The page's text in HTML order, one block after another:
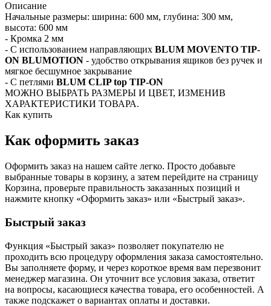
Описание
Начальные размеры: ширина: 600 мм, глубина: 300 мм,
высота: 600 мм
- Кромка 2 мм
- С использованием направляющих BLUM MOVENTO TIP-
ON BLUMOTION - удобство открывания ящиков без ручек и
мягкое бесшумное закрывание
- C петлями BLUM CLIP top TIP-ON
МОЖНО ВЫБРАТЬ РАЗМЕРЫ И ЦВЕТ, ИЗМЕНИВ
ХАРАКТЕРИСТИКИ ТОВАРА.
Как купить
Как оформить заказ
Оформить заказ на нашем сайте легко. Просто добавьте
выбранные товары в корзину, а затем перейдите на страницу
Корзина, проверьте правильность заказанных позиций и
нажмите кнопку «Оформить заказ» или «Быстрый заказ».
Быстрый заказ
Функция «Быстрый заказ» позволяет покупателю не
проходить всю процедуру оформления заказа самостоятельно.
Вы заполняете форму, и через короткое время вам перезвонит
менеджер магазина. Он уточнит все условия заказа, ответит
на вопросы, касающиеся качества товара, его особенностей. А
также подскажет о вариантах оплаты и доставки.